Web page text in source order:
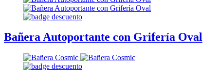
Bañera Autoportante con Grifería Oval